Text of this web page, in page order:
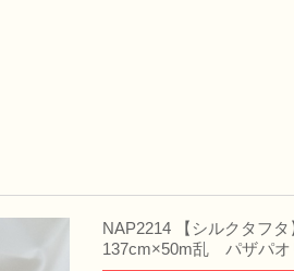
NAP2214 【シルクタフ
137cm×50m乱 パザパオ